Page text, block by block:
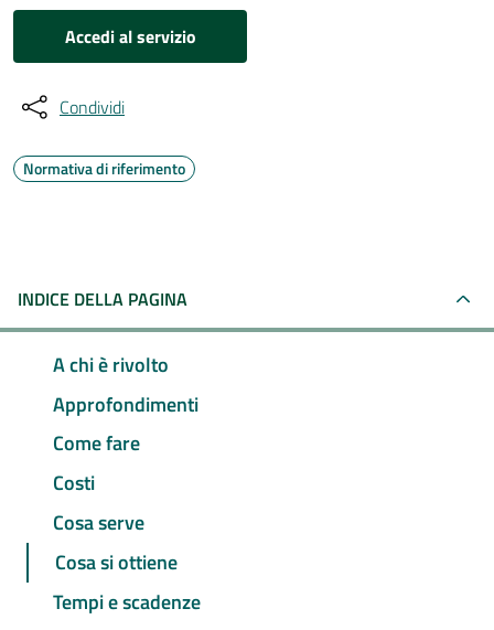
Accedi al servizio
Condividi
Normativa di riferimento
INDICE DELLA PAGINA
A chi è rivolto
Approfondimenti
Come fare
Costi
Cosa serve
Cosa si ottiene
Tempi e scadenze